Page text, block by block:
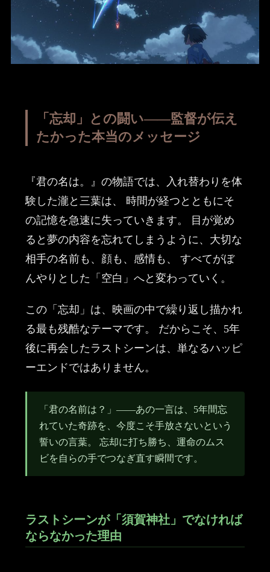
「忘却」との闘い——監督が伝え
たかった本当のメッセージ
『君の名は。』の物語では、入れ替わりを体
験した瀧と三葉は、 時間が経つとともにそ
の記憶を急速に失っていきます。 目が覚め
ると夢の内容を忘れてしまうように、大切な
相手の名前も、顔も、感情も、 すべてがぼ
んやりとした「空白」へと変わっていく。
この「忘却」は、映画の中で繰り返し描かれ
る最も残酷なテーマです。 だからこそ、5年
後に再会したラストシーンは、単なるハッピ
ーエンドではありません。
「君の名前は？」——あの一言は、5年間忘
れていた奇跡を、今度こそ手放さないという
誓いの言葉。 忘却に打ち勝ち、運命のムス
ビを自らの手でつなぎ直す瞬間です。
ラストシーンが「須賀神社」でなければ
ならなかった理由